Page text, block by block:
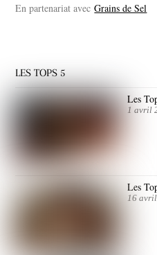
En partenariat avecGrains de Sel
LES TOPS 5
Les
1 avril
Les
16